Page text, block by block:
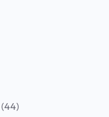
(44)